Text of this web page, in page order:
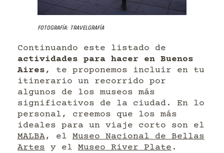
Fotografía: Travelgrafía
Continuando este listado de
actividades para hacer en Buenos
Aires , te proponemos incluir en tu
itinerario un recorrido por
algunos de los museos más
significativos de la ciudad. En lo
personal, creemos que los más
ideales para un viaje corto son el
MALBA, el Museo Nacional de Bellas
Artes y el Museo River Plate .